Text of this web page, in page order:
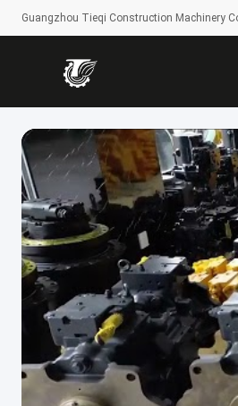
Guangzhou Tieqi Construction Machinery